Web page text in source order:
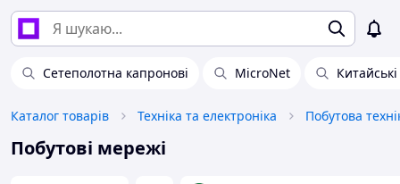
Сетеполотна капронові MicroNet
Каталог товарів Техніка та електроніка Побутова
Побутові мережі